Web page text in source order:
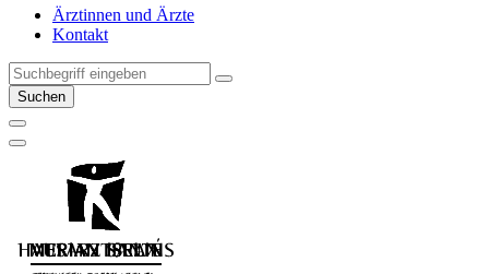
Ärztinnen und Ärzte
Kontakt
Suchen